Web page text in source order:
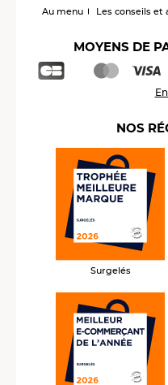
Au menu Les conseils et
MOYENS DE
NOS
Surgelés